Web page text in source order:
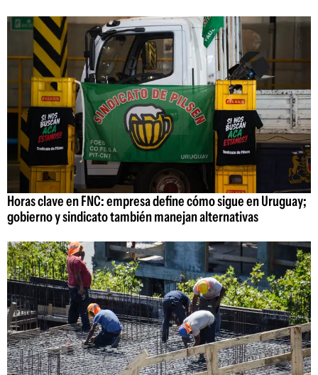
Horas clave en FNC: empresa define cómo sigue en Uruguay;
gobierno y sindicato también manejan alternativas